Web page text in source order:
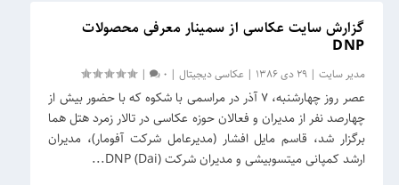
گزارش سایت عکاسی از سمینار معرفی محصولات
DNP
مدیر سایت |29 دی 1386 |عکاسی دیجیتال |
0
|
عصر روز چهارشنبه، ۷ آذر در مراسمی با شکوه که با حضور بیش از
چهارصد نفر از مدیران و فعالان حوزه عکاسی در تالار زمرد هتل هما
برگزار شد، قاسم مایل افشار (مدیرعامل شرکت آفومار)، مدیران
ارشد کمپانی میتسوبیشی و مدیران شرکت (DNP (Dai...